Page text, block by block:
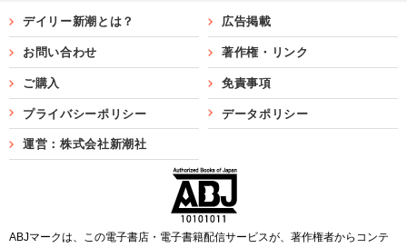
デイリー新潮とは？ 広告掲載
お問い合わせ 著作権・リンク
ご購入 免責事項
プライバシーポリシー データポリシー
運営：株式会社新潮社
ABJマークは、この電子書店・電子書籍配信サービスが、著作権者からコンテ